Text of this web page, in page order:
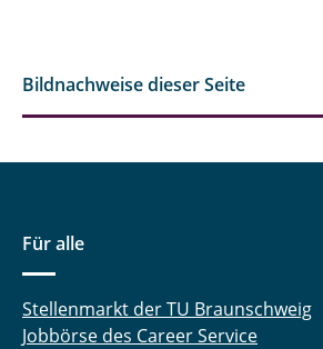
Bildnachweise dieser Seite
Für alle
Stellenmarkt der TU Braunschweig
Jobbörse des Career Service